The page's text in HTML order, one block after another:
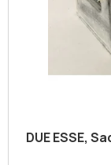
DUE ESSE,